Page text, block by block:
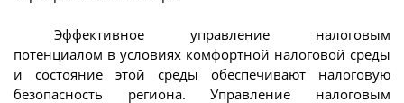
Эффективное управление налоговым
потенциалом в условиях комфортной налоговой среды
и состояние этой среды обеспечивают налоговую
безопасность региона. Управление налоговым